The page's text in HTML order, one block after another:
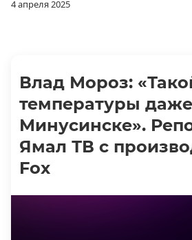
4 апреля 2025
Влад Мороз:
температуры
Минусинске».
Ямал ТВ с
Fox